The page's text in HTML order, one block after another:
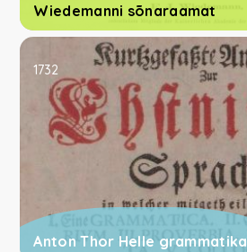
Wiedemanni sõnaraamat
Anton Thor Helle grammatika
1732